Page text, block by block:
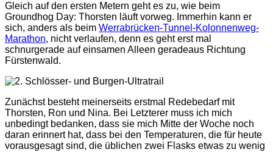
Gleich auf den ersten Metern geht es zu, wie beim
Groundhog Day: Thorsten läuft vorweg. Immerhin kann er
sich, anders als beim Werrabrücken-Tunnel-Kolonnenweg-
Marathon, nicht verlaufen, denn es geht erst mal
schnurgerade auf einsamen Alleen geradeaus Richtung
Fürstenwald.
Zunächst besteht meinerseits erstmal Redebedarf mit
Thorsten, Ron und Nina. Bei Letzterer muss ich mich
unbedingt bedanken, dass sie mich Mitte der Woche noch
daran erinnert hat, dass bei den Temperaturen, die für heute
vorausgesagt sind, die üblichen zwei Flasks etwas zu wenig